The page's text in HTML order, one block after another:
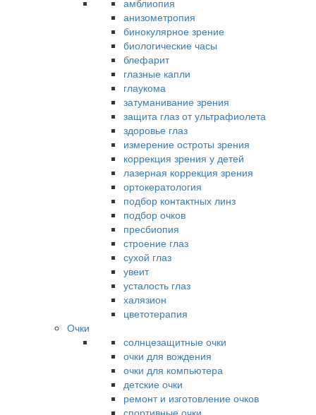
амблиопия
анизометропия
бинокулярное зрение
биологические часы
блефарит
глазные капли
глаукома
затуманивание зрения
защита глаз от ультрафиолета
здоровье глаз
измерение остроты зрения
коррекция зрения у детей
лазерная коррекция зрения
ортокератология
подбор контактных линз
подбор очков
пресбиопия
строение глаз
сухой глаз
увеит
усталость глаз
халязион
цветотерапия
Очки
солнцезащитные очки
очки для вождения
очки для компьютера
детские очки
ремонт и изготовление очков